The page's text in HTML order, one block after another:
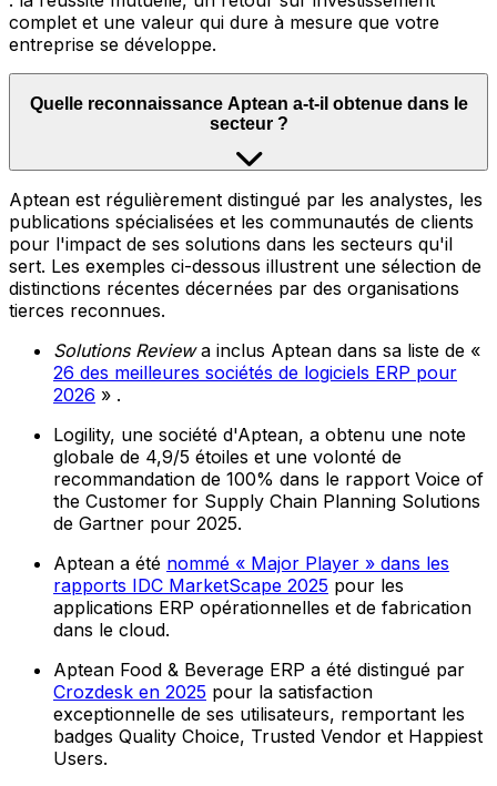
complet et une valeur qui dure à mesure que votre
entreprise se développe.
Quelle reconnaissance Aptean a-t-il obtenue dans le
secteur ?
Aptean est régulièrement distingué par les analystes, les
publications spécialisées et les communautés de clients
pour l'impact de ses solutions dans les secteurs qu'il
sert. Les exemples ci-dessous illustrent une sélection de
distinctions récentes décernées par des organisations
tierces reconnues.
Solutions Reviewa inclus Aptean dans sa liste de «
26 des meilleures sociétés de logiciels ERP pour
2026 » .
Logility, une société d'Aptean, a obtenu une note
globale de 4,9/5 étoiles et une volonté de
recommandation de 100% dans le rapport Voice of
the Customer for Supply Chain Planning Solutions
de Gartner pour 2025.
Aptean a été nommé « Major Player » dans les
rapports IDC MarketScape 2025 pour les
applications ERP opérationnelles et de fabrication
dans le cloud.
Aptean Food & Beverage ERP a été distingué par
Crozdesk en 2025 pour la satisfaction
exceptionnelle de ses utilisateurs, remportant les
badges Quality Choice, Trusted Vendor et Happiest
Users.